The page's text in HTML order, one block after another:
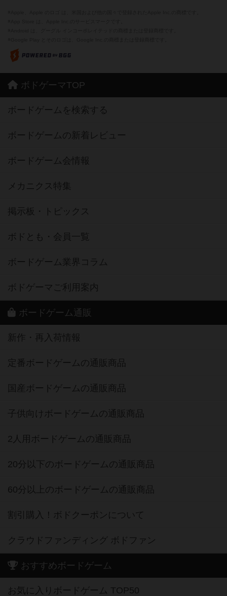
ボドゲーマTOP
ボードゲームを検索する
ボードゲームの新着レビュー
ボードゲーム会情報
メカニクス特集
掲示板・トピックス
ボドとも・会員一覧
ボードゲーム業界コラム
ボドゲーマご利用案内
ボードゲーム通販
新作・再入荷情報
定番ボードゲームの通販商品
国産ボードゲームの通販商品
子供向けボードゲームの通販商品
2人用ボードゲームの通販商品
20分以下のボードゲームの通販商品
60分以上のボードゲームの通販商品
割引購入！ボドクーポンについて
クラウドファンディング ボドファン
おすすめボードゲーム
お気に入りボードゲーム TOP50